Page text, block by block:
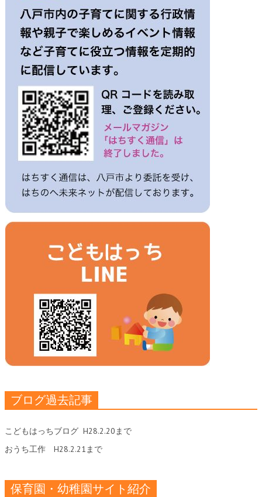
ブログ過去記事
こどもはっちブログ H28.2.20まで
おうち工作 H28.2.21まで
保育園・幼稚園サイト紹介